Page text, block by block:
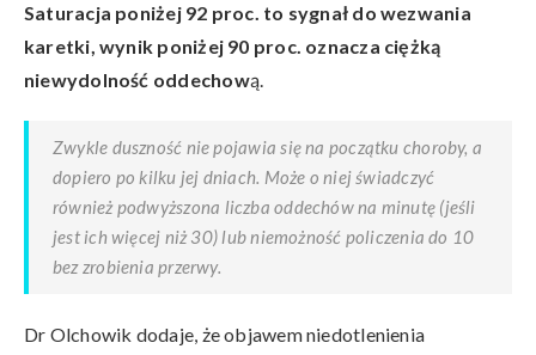
Saturacja poniżej 92 proc. to sygnał do wezwania
karetki, wynik poniżej 90 proc. oznacza ciężką
niewydolność oddechową.
Zwykle duszność nie pojawia się na początku choroby, a
dopiero po kilku jej dniach. Może o niej świadczyć
również podwyższona liczba oddechów na minutę (jeśli
jest ich więcej niż 30) lub niemożność policzenia do 10
bez zrobienia przerwy.
Dr Olchowik dodaje, że objawem niedotlenienia